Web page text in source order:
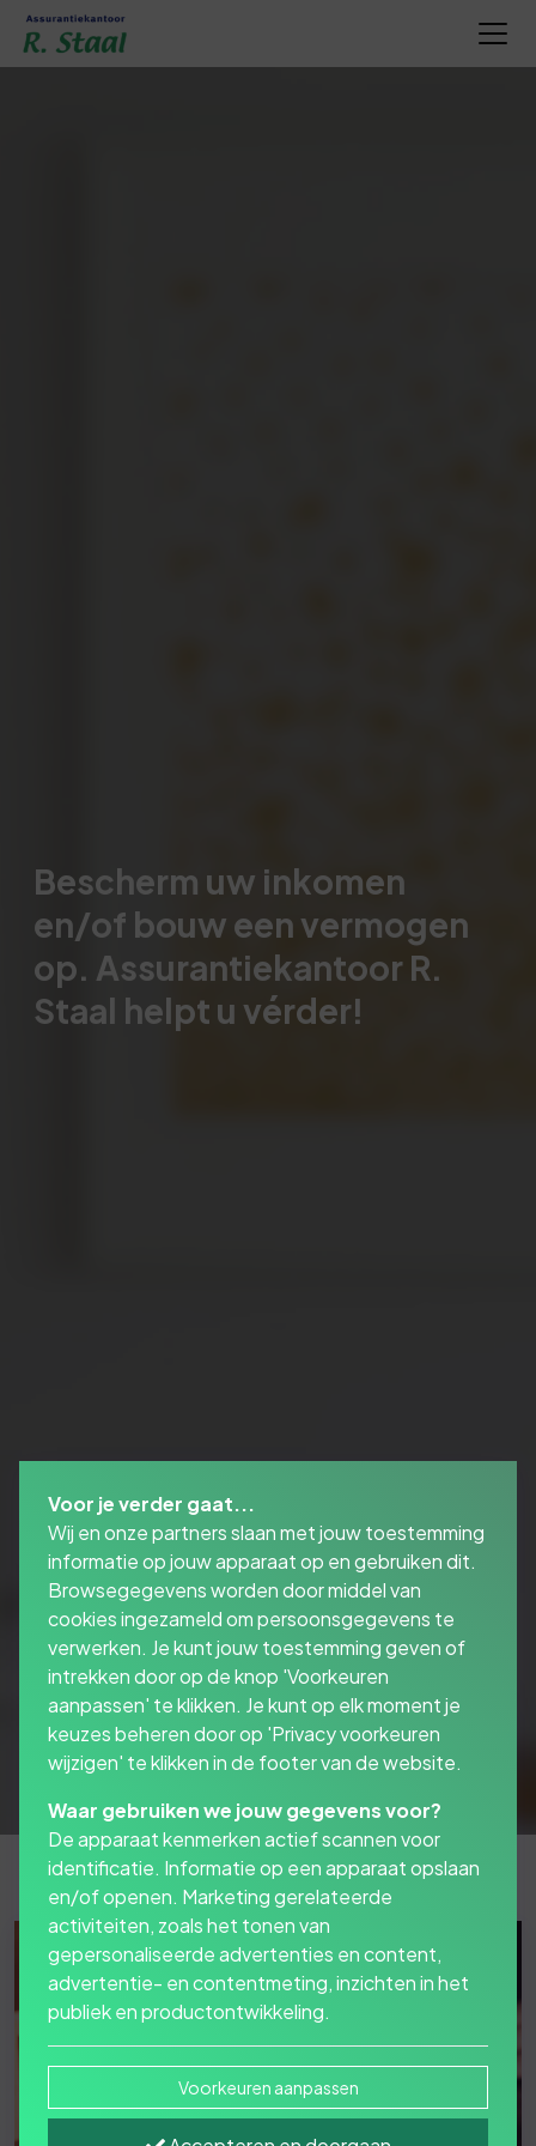
Bescherm uw inkomen
en/of bouw een vermogen
op. Assurantiekantoor R.
Staal helpt u vérder!
Voor je verder gaat...
Wij en onze partners slaan met jouw toestemming
informatie op jouw apparaat op en gebruiken dit.
Browsegegevens worden door middel van
cookies ingezameld om persoonsgegevens te
verwerken. Je kunt jouw toestemming geven of
intrekken door op de knop 'Voorkeuren
aanpassen' te klikken. Je kunt op elk moment je
keuzes beheren door op 'Privacy voorkeuren
wijzigen' te klikken in de footer van de website.
Waar gebruiken we jouw gegevens voor?
De apparaat kenmerken actief scannen voor
identificatie. Informatie op een apparaat opslaan
en/of openen. Marketing gerelateerde
activiteiten, zoals het tonen van
gepersonaliseerde advertenties en content,
advertentie- en contentmeting, inzichten in het
publiek en productontwikkeling.
Voorkeuren aanpassen